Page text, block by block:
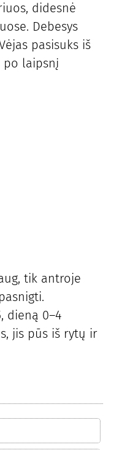
didesnė
Debesys
pasisuks iš
po laipsnį
tik antroje
dieną 0–4
jis pūs iš rytų ir